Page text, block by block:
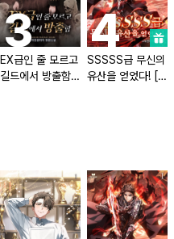
EX급인 줄 모르고
길드에서 방출함
SSSSS급 무신의
유산을 얻었다! [단